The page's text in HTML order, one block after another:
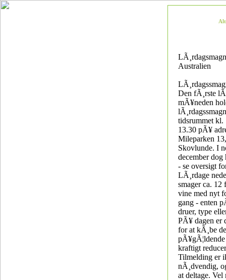
Australien
Den fÃ¸rste
mÃ¥neden
tidsrummet
13.30 pÃ¥
Mileparken
Skovlunde. I
december dog
- se oversigt
LÃ¸rdage
smager ca. 12
vine med nyt
gang - enten
druer, type
PÃ¥ dagen er
for at kÃ¸be de
kraftigt
Tilmelding er
nÃ¸dvendig,
at deltage. Vel